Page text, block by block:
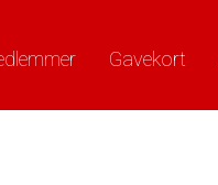
Gavekort